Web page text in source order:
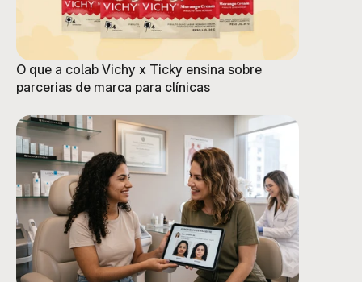
O que a colab Vichy x Ticky ensina sobre
parcerias de marca para clínicas